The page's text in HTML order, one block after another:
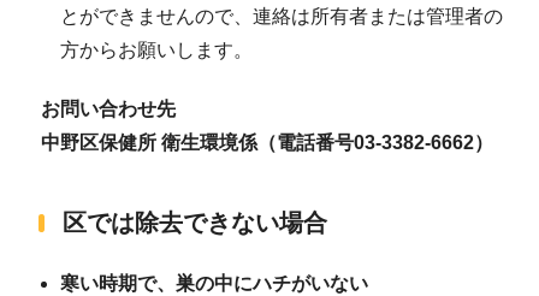
とができませんので、連絡は所有者または管理者の
方からお願いします。
お問い合わせ先
中野区保健所 衛生環境係（電話番号03-3382-6662）
区では除去できない場合
寒い時期で、巣の中にハチがいない